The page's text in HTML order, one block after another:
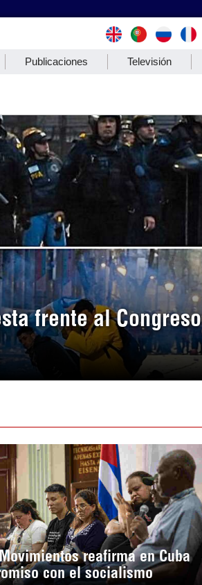
Publicaciones Televisión
frente al Congreso
reafirma en Cuba
con el socialismo